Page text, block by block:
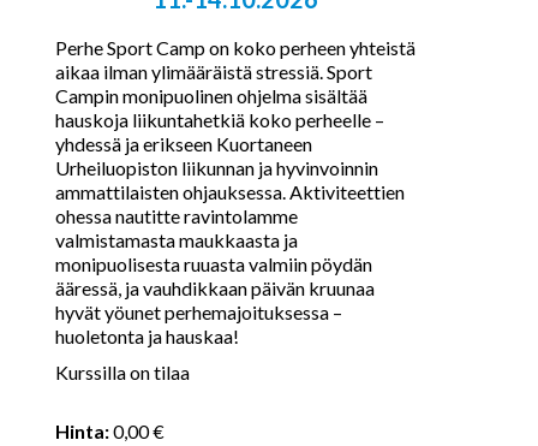
Perhe Sport Camp on koko perheen yhteistä
aikaa ilman ylimääräistä stressiä. Sport
Campin monipuolinen ohjelma sisältää
hauskoja liikuntahetkiä koko perheelle –
yhdessä ja erikseen Kuortaneen
Urheiluopiston liikunnan ja hyvinvoinnin
ammattilaisten ohjauksessa. Aktiviteettien
ohessa nautitte ravintolamme
valmistamasta maukkaasta ja
monipuolisesta ruuasta valmiin pöydän
ääressä, ja vauhdikkaan päivän kruunaa
hyvät yöunet perhemajoituksessa –
huoletonta ja hauskaa!​
Kurssilla on tilaa
Hinta:0,00 €